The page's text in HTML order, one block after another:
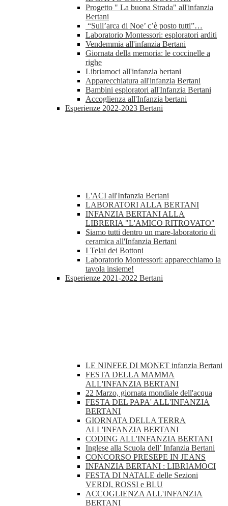
Progetto " La buona Strada" all'infanzia
Bertani
“Sull’arca di Noe’ c’è posto tutti”…
Laboratorio Montessori: esploratori arditi
Vendemmia all'infanzia Bertani
Giornata della memoria: le coccinelle a
righe
Libriamoci all'infanzia bertani
Apparecchiatura all'infanzia Bertani
Bambini esploratori all'Infanzia Bertani
Accoglienza all'Infanzia bertani
Esperienze 2022-2023 Bertani
L'ACI all'Infanzia Bertani
LABORATORI ALLA BERTANI
INFANZIA BERTANI ALLA
LIBRERIA "L'AMICO RITROVATO"
Siamo tutti dentro un mare-laboratorio di
ceramica all'Infanzia Bertani
I Telai dei Bottoni
Laboratorio Montessori: apparecchiamo la
tavola insieme!
Esperienze 2021-2022 Bertani
LE NINFEE DI MONET infanzia Bertani
FESTA DELLA MAMMA
ALL'INFANZIA BERTANI
22 Marzo, giornata mondiale dell'acqua
FESTA DEL PAPA' ALL'INFANZIA
BERTANI
GIORNATA DELLA TERRA
ALL'INFANZIA BERTANI
CODING ALL'INFANZIA BERTANI
Inglese alla Scuola dell’ Infanzia Bertani
CONCORSO PRESEPE IN JEANS
INFANZIA BERTANI : LIBRIAMOCI
FESTA DI NATALE delle Sezioni
VERDI, ROSSI e BLU
ACCOGLIENZA ALL'INFANZIA
BERTANI